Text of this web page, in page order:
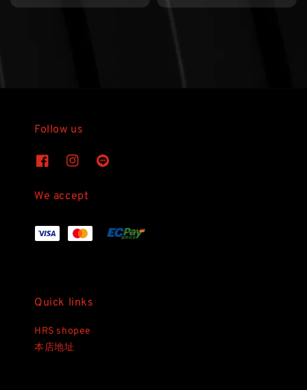
price
Follow us
We accept
Quick links
HRS shopee
本店地址